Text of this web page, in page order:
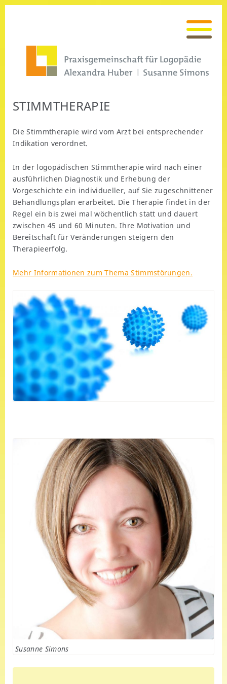
STIMMTHERAPIE
Die Stimmtherapie wird vom Arzt bei entsprechender
Indikation verordnet.
In der logopädischen Stimmtherapie wird nach einer
ausführlichen Diagnostik und Erhebung der
Vorgeschichte ein individueller, auf Sie zugeschnittener
Behandlungsplan erarbeitet. Die Therapie findet in der
Regel ein bis zwei mal wöchentlich statt und dauert
zwischen 45 und 60 Minuten. Ihre Motivation und
Bereitschaft für Veränderungen steigern den
Therapieerfolg.
Mehr Informationen zum Thema Stimmstörungen.
Susanne Simons